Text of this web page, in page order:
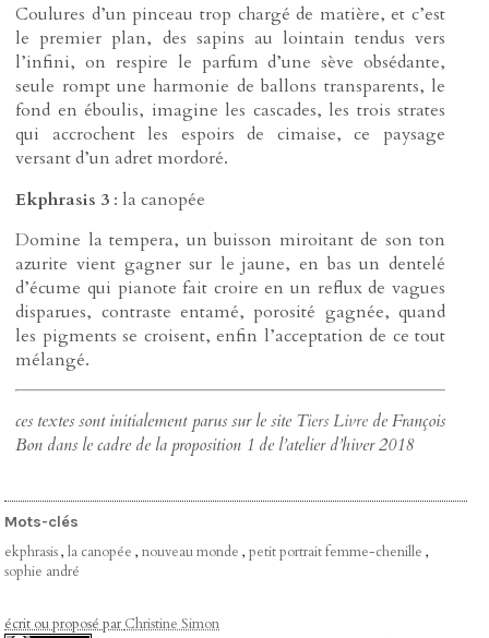
Coulures d’un pinceau trop chargé de matière, et c’est
le premier plan, des sapins au lointain tendus vers
l’infini, on respire le parfum d’une sève obsédante,
seule rompt une harmonie de ballons transparents, le
fond en éboulis, imagine les cascades, les trois strates
qui accrochent les espoirs de cimaise, ce paysage
versant d’un adret mordoré.
Ekphrasis 3 : la canopée
Domine la tempera, un buisson miroitant de son ton
azurite vient gagner sur le jaune, en bas un dentelé
d’écume qui pianote fait croire en un reflux de vagues
disparues, contraste entamé, porosité gagnée, quand
les pigments se croisent, enfin l’acceptation de ce tout
mélangé.
ces textes sont initialement parus sur le site Tiers Livrede François
Bon dans le cadre de la proposition 1 de l’atelier d’hiver 2018
Mots-clés
ekphrasis,la canopée ,nouveau monde ,petit portrait femme-chenille ,
sophie andré
écrit ou proposé parChristine Simon